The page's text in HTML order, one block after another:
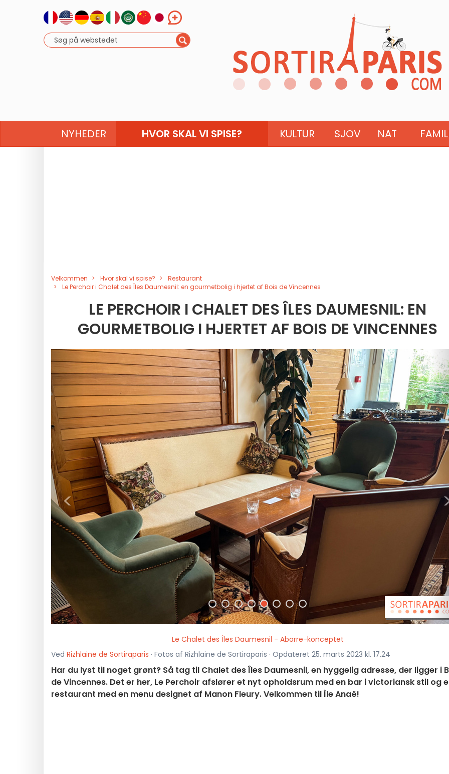
NYHEDER HVOR SKAL VI SPISE? KULTUR SJOV NAT
Velkommen Hvor skal vi spise?
Restaurant
Le Perchoir i Chalet des Îles Daumesnil: en gourmetbolig i hjertet af Bois de Vincennes
LE PERCHOIR I CHALET DES ÎLES DAUMESNIL: EN
GOURMETBOLIG I HJERTET AF BOIS DE VINCENNES
<
Le Chalet des Îles Daumesnil - Aborre-konceptet
Ved Rizhlaine de Sortiraparis · Fotos af Rizhlaine de Sortiraparis · Opdateret 25. marts 2023 kl. 17.24
Har du lyst til noget grønt? Så tag til Chalet des Îles Daumesnil, en hyggelig adresse, der ligger i
de Vincennes. Det er her, Le Perchoir afslører et nyt opholdsrum med en bar i victoriansk stil og
restaurant med en menu designet af Manon Fleury. Velkommen til Île Anaë!